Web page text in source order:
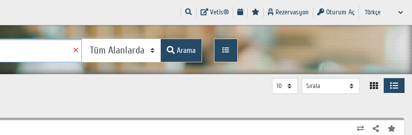
Vetis® Rezervasyon Oturum Aç
✕ Arama